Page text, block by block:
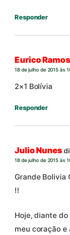
Responder
Eurico Ramos
18 de julho de 2015 às
2×1 Bolívia
Responder
Julio Nunes
18 de julho de 2015 às
Grande Bolivia
!!
Hoje, diante
meu coração e